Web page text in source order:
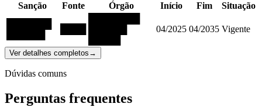
Sanção Fonte Órgão Início Fim
Situação
04/2025 04/2035 Vigente
Ver detalhes completos →
Dúvidas comuns
Perguntas frequentes